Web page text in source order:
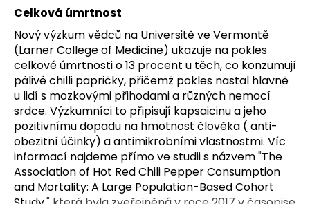
Celková úmrtnost
Nový výzkum vědců na Universitě ve Vermontě
(Larner College of Medicine) ukazuje na pokles
celkové úmrtnosti o 13 procent u těch, co konzumují
pálivé chilli papričky, přičemž pokles nastal hlavně
u lidí s mozkovými přihodami a různých nemocí
srdce. Výzkumníci to připisují kapsaicinu a jeho
pozitivnímu dopadu na hmotnost člověka ( anti-
obezitní účinky) a antimikrobními vlastnostmi. Víc
informací najdeme přímo ve studii s názvem"The
Association of Hot Red Chili Pepper Consumption
and Mortality: A Large Population-Based Cohort
D
o
p
o
r
u
č
u
j
e
m